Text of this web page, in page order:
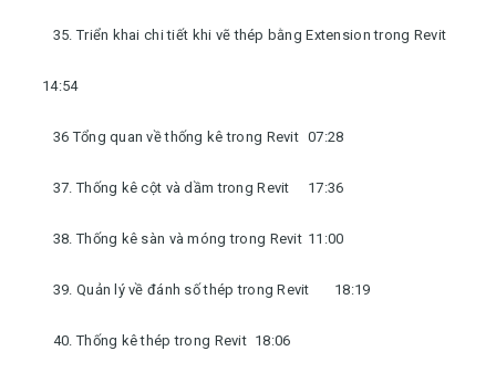
35. Triển khai chi tiết khi vẽ thép bằng Extension trong Revit
14:54
36 Tổng quan về thống kê trong Revit 07:28
37. Thống kê cột và dầm trong Revit 17:36
38. Thống kê sàn và móng trong Revit 11:00
39. Quản lý về đánh số thép trong Revit 18:19
40. Thống kê thép trong Revit 18:06